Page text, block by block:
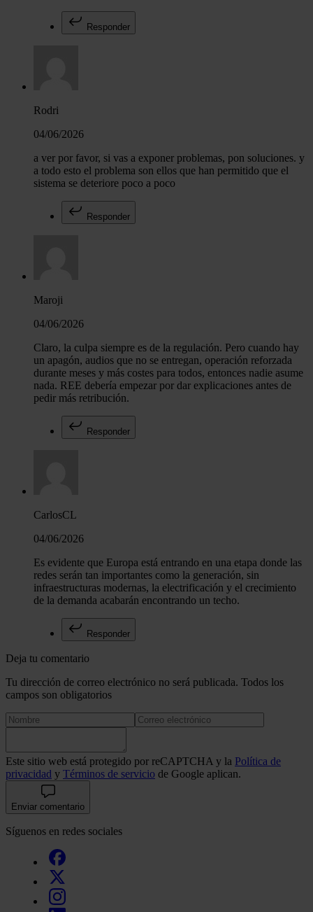
Responder
Rodri
04/06/2026
a ver por favor, si vas a exponer problemas, pon soluciones. y
a todo esto el problema son ellos que han permitido que el
sistema se deteriore poco a poco
Responder
Maroji
04/06/2026
Claro, la culpa siempre es de la regulación. Pero cuando hay
un apagón, audios que no se entregan, operación reforzada
durante meses y más costes para todos, entonces nadie asume
nada. REE debería empezar por dar explicaciones antes de
pedir más retribución.
Responder
CarlosCL
04/06/2026
Es evidente que Europa está entrando en una etapa donde las
redes serán tan importantes como la generación, sin
infraestructuras modernas, la electrificación y el crecimiento
de la demanda acabarán encontrando un techo.
Responder
Deja tu comentario
Tu dirección de correo electrónico no será publicada. Todos los
campos son obligatorios
Este sitio web está protegido por reCAPTCHA y la Política de
privacidad y Términos de servicio de Google aplican.
Enviar comentario
Síguenos en redes sociales